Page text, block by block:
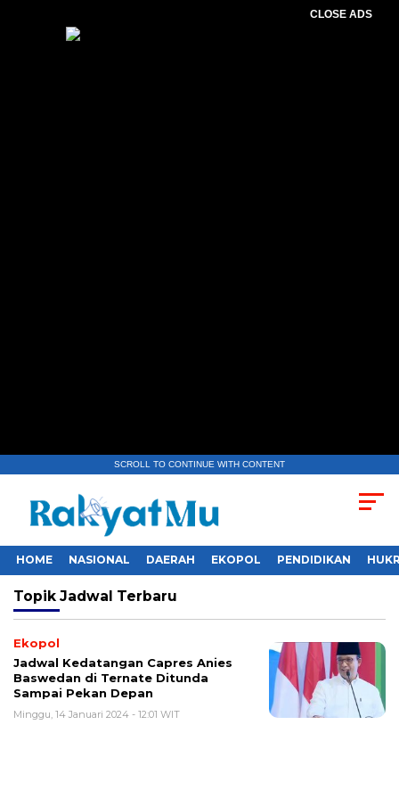
CLOSE ADS
SCROLL TO CONTINUE WITH CONTENT
HOME NASIONAL DAERAH EKOPOL PENDIDIKAN
Topik Jadwal Terbaru
Ekopol
Jadwal Kedatangan Capres Anies
Baswedan di Ternate Ditunda
Sampai Pekan Depan
Minggu, 14 Januari 2024 - 12:01 WIT